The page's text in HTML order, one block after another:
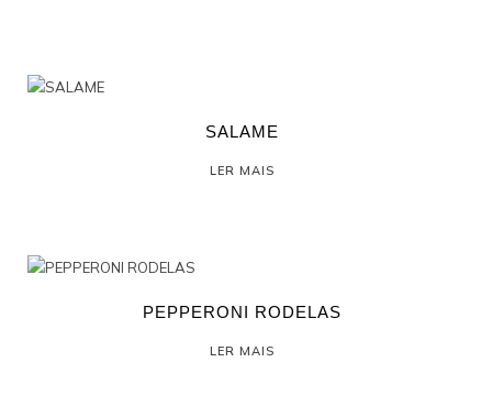
SALAME
LER MAIS
PEPPERONI RODELAS
LER MAIS